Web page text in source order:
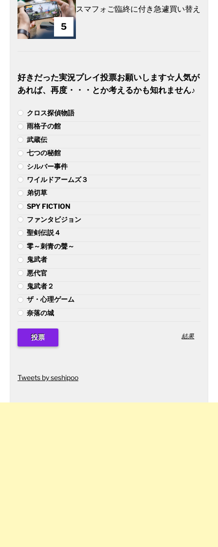
5
スマフォご臨終に付き急遽買い替え
好きだった実況プレイ投票お願いします☆人気が
あれば、再度・・・とか考えるかも知れません♪
クロス探偵物語
雨格子の館
武蔵伝
七つの秘館
シルバー事件
ワイルドアームズ３
弟切草
SPY FICTION
ファンタビジョン
聖剣伝説４
零～刺青の聲～
鬼武者
悪代官
鬼武者２
ザ・心理ゲーム
奈落の城
結果
Tweets by seshipoo